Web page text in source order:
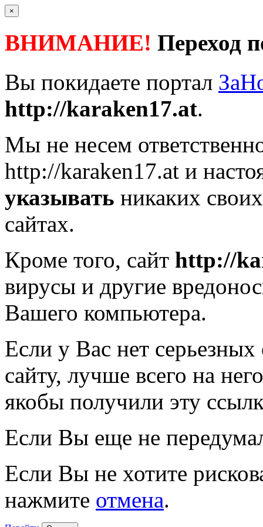
×
ВНИМАНИЕ! Переход
Вы покидаете портал
http://karaken17.at.
Мы не несем
http://karaken17.at и
указывать никаких
сайтах.
Кроме того, сайт http://
вирусы и другие
Вашего компьютера.
Если у Вас нет
сайту, лучше всего на
якобы получили эту
Если Вы еще не
Если Вы не хотите
нажмите отмена.